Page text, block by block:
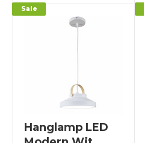
Hanglamp LED
Sale